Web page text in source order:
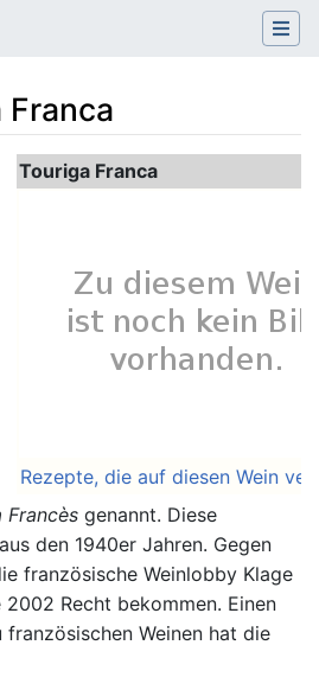
Franca
,Suche
Touriga Franca
Rezepte, die auf diesen Wein
Francès genannt. Diese
den 1940er Jahren. Gegen
französische Weinlobby Klage
Recht bekommen. Einen
Weinen hat die